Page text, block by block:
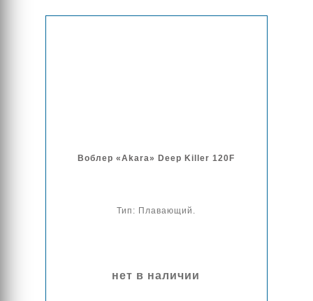
Воблер «Akara» Deep Killer 120F
Тип: Плавающий.
нет в наличии